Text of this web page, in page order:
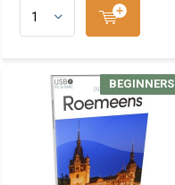
BEGINNERS
BEGINNERS